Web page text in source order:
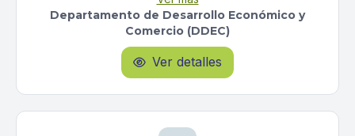
geografica (Aguadilla, Arecibo, Bayamon, Caguas,
Fajardo, Guayama, Mayaguez, Ponce y San Juan),
por tamaño de negocio (Nomina trimestral menor a
$20,000, Nomina trimestral entre $20,000 y
$250,000, y Nomina trimestral mayor a $250,000), y
Departamento de Desarrollo Económico y
Comercio (DDEC)
 Ver detalles